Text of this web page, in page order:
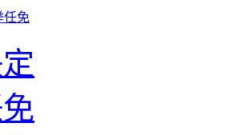
任免